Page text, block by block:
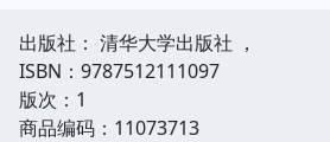
出版社： 清华大学出版社 ，
ISBN：9787512111097
版次：1
商品编码：11073713